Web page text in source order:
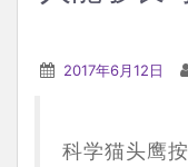
2017年6月12日
科学猫头鹰